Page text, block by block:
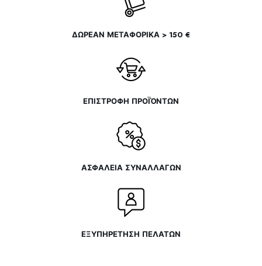
ΔΩΡΕΑΝ ΜΕΤΑΦΟΡΙΚΑ > 150 €
ΕΠΙΣΤΡΟΦΗ ΠΡΟΪΌΝΤΩΝ
ΑΣΦΑΛΕΙΑ ΣΥΝΑΛΛΑΓΩΝ
ΕΞΥΠΗΡΕΤΗΣΗ ΠΕΛΑΤΩΝ